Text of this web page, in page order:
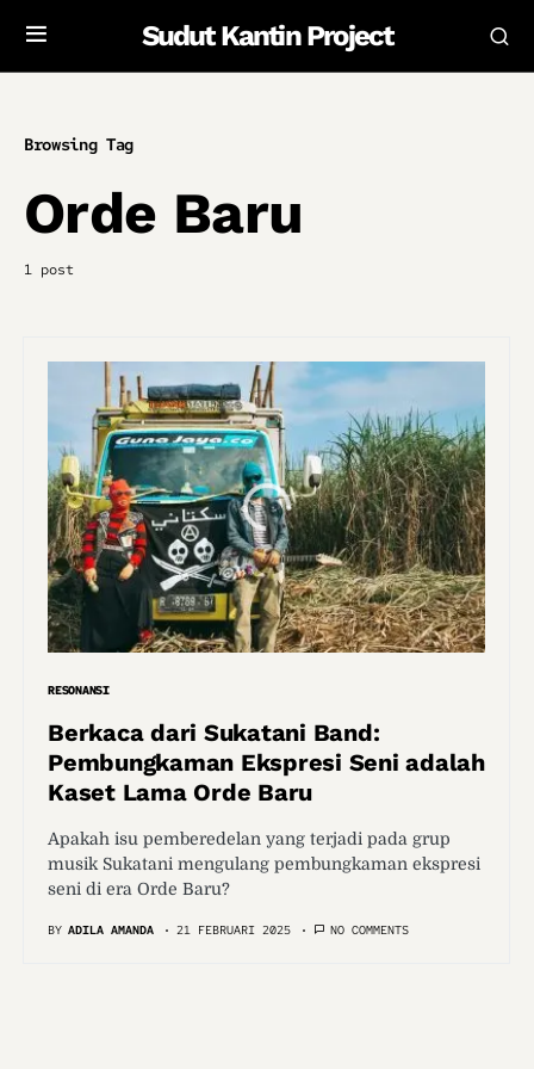
Sudut Kantin Project
Browsing Tag
Orde Baru
1 post
RESONANSI
Berkaca dari Sukatani Band:
Pembungkaman Ekspresi Seni adalah
Kaset Lama Orde Baru
Apakah isu pemberedelan yang terjadi pada grup
musik Sukatani mengulang pembungkaman ekspresi
seni di era Orde Baru?
BY ADILA AMANDA 21 FEBRUARI 2025 NO COMMENTS